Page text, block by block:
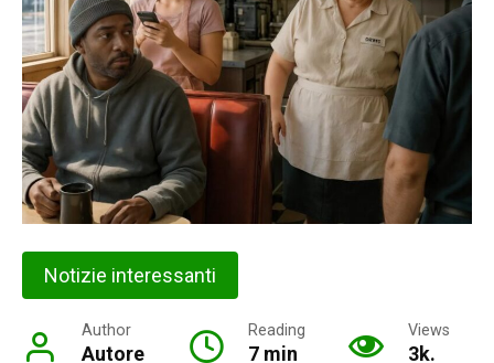
Notizie interessanti
Author
Autore
Reading
7 min
Views
3k.